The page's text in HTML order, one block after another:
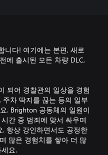
니다! 여기에는 본편, 새로
에 출시된 모든 차량 DLC,
되어 경찰관의 일상을 경험
차 딱지를 끊는 등의 일부
. Brighton 공동체의 일원이
간 중 범죄에 맞서 싸우며
항상 강인하면서도 공정한
많은 경험치를 쌓아 더 많
요.